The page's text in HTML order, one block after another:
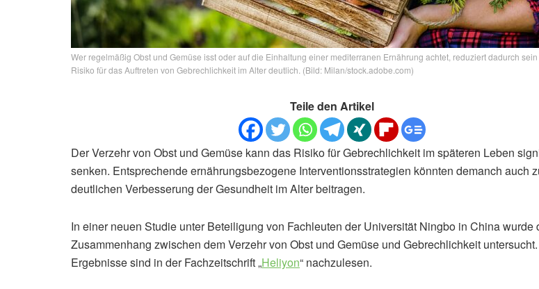
Wer regelmäßig Obst und Gemüse isst oder auf die Einhaltung einer mediterranen Ernährung achtet, reduziert dadurch
Risiko für das Auftreten von Gebrechlichkeit im Alter deutlich. (Bild: Milan/stock.adobe.com)
Teile den Artikel
Der Verzehr von Obst und Gemüse kann das Risiko für Gebrechlichkeit im späteren Leben
senken. Entsprechende ernährungsbezogene Interventionsstrategien könnten demanch auch
deutlichen Verbesserung der Gesundheit im Alter beitragen.
In einer neuen Studie unter Beteiligung von Fachleuten der Universität Ningbo in China wurde
Zusammenhang zwischen dem Verzehr von Obst und Gemüse und Gebrechlichkeit
Ergebnisse sind in der Fachzeitschrift „Heliyon“ nachzulesen.